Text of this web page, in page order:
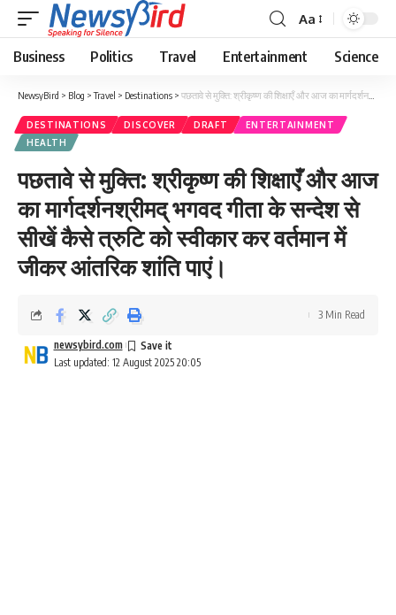
Aa
Business Politics Travel Entertainment Science
NewsyBird > Blog >Travel > Destinations > पछतावे से मुक्ति: श्रीकृष्ण की शिक्षाएँ और आज का मार्गदर्शनश्रीमद् भगवद गीता के सन्देश से सीखें कैसे त्रुटि को स्वीकार कर वर्तमान में जीकर आंतरिक शांति पाएं।
DESTINATIONS DISCOVER DRAFT
ENTERTAINMENT
HEALTH
पछतावे से मुक्ति: श्रीकृष्ण की शिक्षाएँ और आज
का मार्गदर्शनश्रीमद् भगवद गीता के सन्देश से
सीखें कैसे त्रुटि को स्वीकार कर वर्तमान में
जीकर आंतरिक शांति पाएं।
Last updated: 12 August 2025 20:05
newsybird.com
3 Min Read